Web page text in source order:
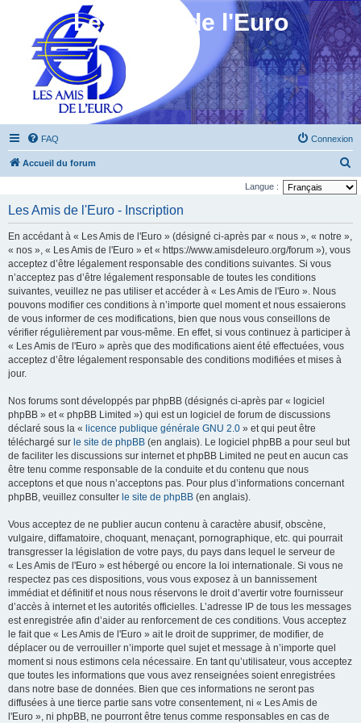
Les Amis de l'Euro
FAQ Connexion
Accueil du forum
e
Langue :
Les Amis de l'Euro - Inscription
En accédant à « Les Amis de l'Euro » (désigné ci-après par « nous », « notre »,
« nos », « Les Amis de l'Euro » et « https://www.amisdeleuro.org/forum »), vous
acceptez d’être légalement responsable des conditions suivantes. Si vous
n’acceptez pas d’être légalement responsable de toutes les conditions
suivantes, veuillez ne pas utiliser et accéder à « Les Amis de l'Euro ». Nous
pouvons modifier ces conditions à n’importe quel moment et nous essaierons
de vous informer de ces modifications, bien que nous vous conseillons de
vérifier régulièrement par vous-même. En effet, si vous continuez à participer à
« Les Amis de l'Euro » après que des modifications aient été effectuées, vous
acceptez d’être légalement responsable des conditions modifiées et mises à
jour.
Nos forums sont développés par phpBB (désignés ci-après par « logiciel
phpBB » et « phpBB Limited ») qui est un logiciel de forum de discussions
déclaré sous la « licence publique générale GNU 2.0 » et qui peut être
téléchargé sur le site de phpBB (en anglais). Le logiciel phpBB a pour seul but
de faciliter les discussions sur internet et phpBB Limited ne peut en aucun cas
être tenu comme responsable de la conduite et du contenu que nous
acceptons et que nous n’acceptons pas. Pour plus d’informations concernant
phpBB, veuillez consulter le site de phpBB (en anglais).
Vous acceptez de ne publier aucun contenu à caractère abusif, obscène,
vulgaire, diffamatoire, choquant, menaçant, pornographique, etc. qui pourrait
transgresser la législation de votre pays, du pays dans lequel le serveur de
« Les Amis de l'Euro » est hébergé ou encore la loi internationale. Si vous ne
respectez pas ces dispositions, vous vous exposez à un bannissement
immédiat et définitif et nous nous réservons le droit d’avertir votre fournisseur
d’accès à internet et les autorités officielles. L’adresse IP de tous les messages
est enregistrée afin d’aider au renforcement de ces conditions. Vous acceptez
le fait que « Les Amis de l'Euro » ait le droit de supprimer, de modifier, de
déplacer ou de verrouiller n’importe quel sujet et message à n’importe quel
moment si nous estimons cela nécessaire. En tant qu’utilisateur, vous acceptez
que toutes les informations que vous avez renseignées soient enregistrées
dans notre base de données. Bien que ces informations ne seront pas
diffusées à une tierce partie sans votre consentement, ni « Les Amis de
l'Euro », ni phpBB, ne pourront être tenus comme responsables en cas de